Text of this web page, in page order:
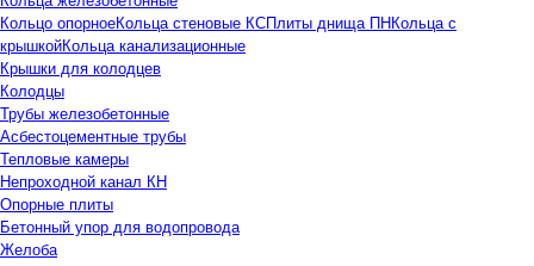
Кольцо опорноеКольца стеновые КСПлиты днища ПНКольца с
крышкойКольца канализационные
Крышки для колодцев
Колодцы
Трубы железобетонные
Асбестоцементные трубы
Тепловые камеры
Непроходной канал КН
Опорные плиты
Бетонный упор для водопровода
Желоба